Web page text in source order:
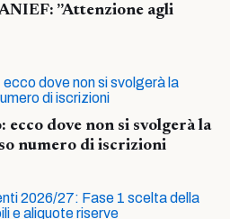
”Attenzione agli
ecco dove non si svolgerà la
numero di iscrizioni